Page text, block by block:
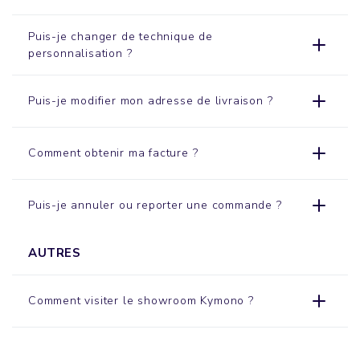
Puis-je changer de technique de
personnalisation ?
Puis-je modifier mon adresse de livraison ?
Comment obtenir ma facture ?
Puis-je annuler ou reporter une commande ?
AUTRES
Comment visiter le showroom Kymono ?